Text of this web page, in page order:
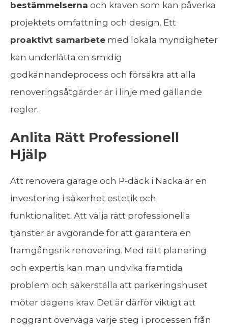
bestämmelserna och kraven som kan påverka
projektets omfattning och design. Ett
proaktivt samarbete med lokala myndigheter
kan underlätta en smidig
godkännandeprocess och försäkra att alla
renoveringsåtgärder är i linje med gällande
regler.
Anlita Rätt Professionell
Hjälp
Att renovera garage och P-däck i Nacka är en
investering i säkerhet estetik och
funktionalitet. Att välja rätt professionella
tjänster är avgörande för att garantera en
framgångsrik renovering. Med rätt planering
och expertis kan man undvika framtida
problem och säkerställa att parkeringshuset
möter dagens krav. Det är därför viktigt att
noggrant överväga varje steg i processen från